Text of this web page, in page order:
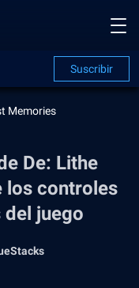
Suscribir
Memories
De: Lithe
los controles
juego